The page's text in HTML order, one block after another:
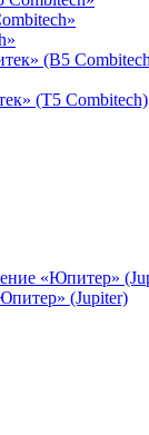
(B5
(T5 Combitech)
«Юпитер»
(Jupiter)